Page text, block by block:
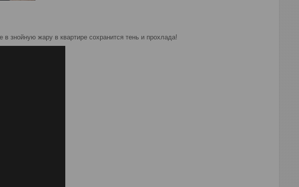
знойную жару в квартире сохранится тень и прохлада!